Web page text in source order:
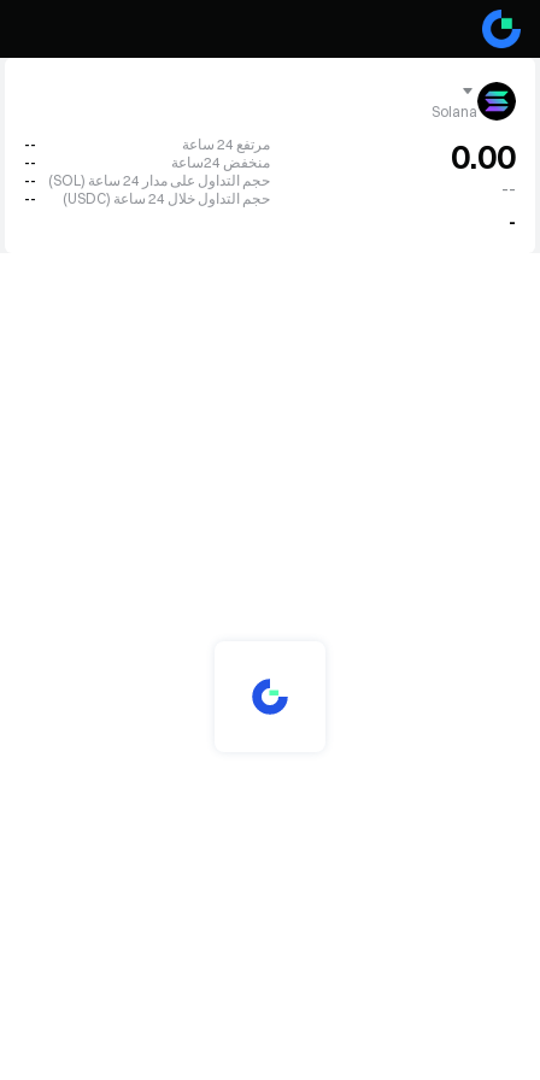
Solana
0.00
--
-
مرتفع 24 ساعة
--
منخفض 24ساعة
--
حجم التداول على مدار 24 ساعة (SOL)
--
حجم التداول خلال 24 ساعة (USDC)
--